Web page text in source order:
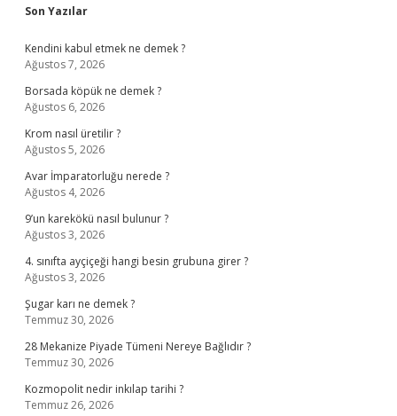
Sidebar
Son Yazılar
Kendini kabul etmek ne demek ?
Ağustos 7, 2026
Borsada köpük ne demek ?
Ağustos 6, 2026
Krom nasıl üretilir ?
Ağustos 5, 2026
Avar İmparatorluğu nerede ?
Ağustos 4, 2026
9’un karekökü nasıl bulunur ?
Ağustos 3, 2026
4. sınıfta ayçiçeği hangi besin grubuna girer ?
Ağustos 3, 2026
Şugar karı ne demek ?
Temmuz 30, 2026
28 Mekanize Piyade Tümeni Nereye Bağlıdır ?
Temmuz 30, 2026
Kozmopolit nedir inkılap tarihi ?
Temmuz 26, 2026